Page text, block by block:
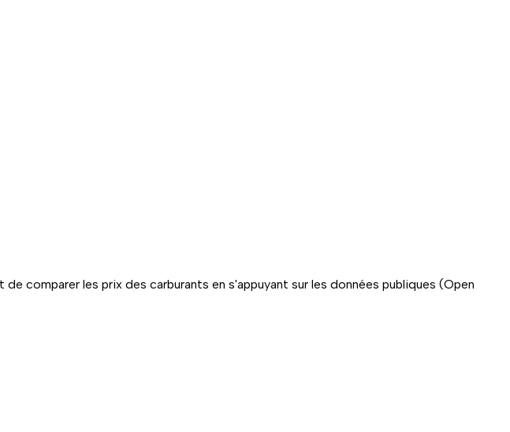
comparer les prix des carburants en s'appuyant sur les données publiques (Open